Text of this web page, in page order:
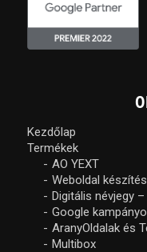
Kezdőlap
Termékek
AO YEXT
Weboldal készítés
Digitális névjegy –
Google
AranyOldalak és
Multibox